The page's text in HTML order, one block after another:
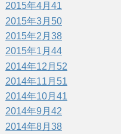
2015年4月 41
2015年3月 50
2015年2月 38
2015年1月 44
2014年12月 52
2014年11月 51
2014年10月 41
2014年9月 42
2014年8月 38